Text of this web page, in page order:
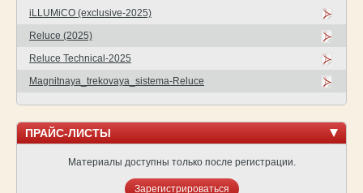
iLLUMiCO (exclusive-2025)
Reluce (2025)
Reluce Technical-2025
Magnitnaya_trekovaya_sistema-Reluce
ПРАЙС-ЛИСТЫ
Материалы доступны только после регистрации.
Зарегистрироваться